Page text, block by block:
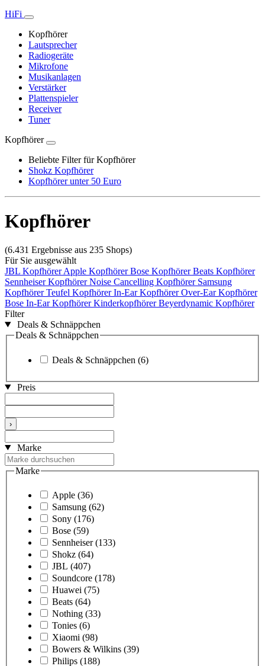
HiFi
Kopfhörer
Lautsprecher
Radiogeräte
Mikrofone
Musikanlagen
Verstärker
Plattenspieler
Receiver
Tuner
Kopfhörer
Beliebte Filter für Kopfhörer
Shokz Kopfhörer
Kopfhörer unter 50 Euro
Kopfhörer
(6.431 Ergebnisse aus 235 Shops)
Für Sie ausgewählt
JBL KopfhörerApple KopfhörerBose KopfhörerBeats Kopfhörer
Sennheiser KopfhörerNoise Cancelling Kopfhörer Samsung
KopfhörerTeufel KopfhörerIn-Ear KopfhörerOver-Ear Kopfhörer
Bose In-Ear KopfhörerKinderkopfhörerBeyerdynamic Kopfhörer
Filter
Deals & Schnäppchen
Deals & Schnäppchen
Deals & Schnäppchen (6)
Preis
›
Marke
Marke
Apple (36)
Samsung (62)
Sony (176)
Bose (59)
Sennheiser (133)
Shokz (64)
JBL (407)
Soundcore (178)
Huawei (75)
Beats (64)
Nothing (33)
Tonies (6)
Xiaomi (98)
Bowers & Wilkins (39)
Philips (188)